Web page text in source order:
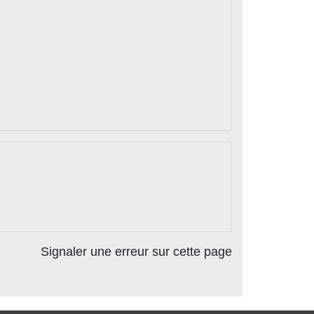
Signaler une erreur sur cette page